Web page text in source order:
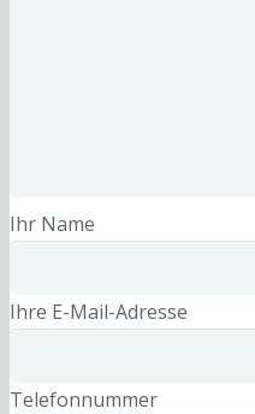
Ihr Name
Ihre E-Mail-Adresse
Telefonnummer